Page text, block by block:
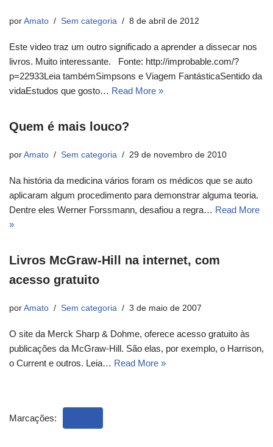
por Amato Sem categoria 8 de abril de 2012
Este video traz um outro significado a aprender a dissecar nos
livros. Muito interessante. Fonte: http://improbable.com/?
p=22933Leia tambémSimpsons e Viagem FantásticaSentido da
vidaEstudos que gosto… Read More »
Quem é mais louco?
por Amato Sem categoria 29 de novembro de 2010
Na história da medicina vários foram os médicos que se auto
aplicaram algum procedimento para demonstrar alguma teoria.
Dentre eles Werner Forssmann, desafiou a regra… Read More
»
Livros McGraw-Hill na internet, com
acesso gratuito
por Amato Sem categoria 3 de maio de 2007
O site da Merck Sharp & Dohme, oferece acesso gratuito às
publicações da McGraw-Hill. São elas, por exemplo, o Harrison,
o Current e outros. Leia… Read More »
Marcações: